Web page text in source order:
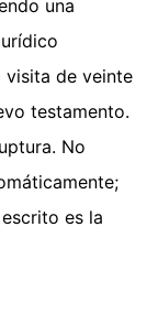
una
visita de veinte
testamento.
No
es la